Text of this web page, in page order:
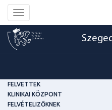
Toggle
navigation
FELVETTEK
KLINIKAI KÖZPONT
FELVÉTELIZŐKNEK